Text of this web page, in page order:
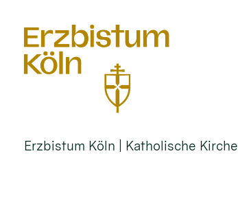
Erzbistum Köln | Katholische Kirche